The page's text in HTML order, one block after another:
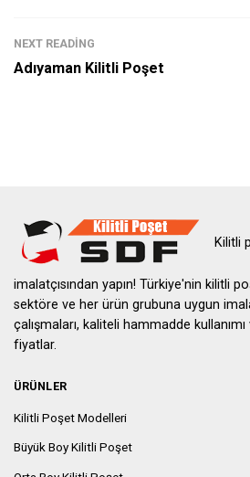
NEXT READING
Adıyaman Kilitli Poşet
Kilitli
imalatçısından yapın! Türkiye'nin kilitli
sektöre ve her ürün grubuna uygun
çalışmaları, kaliteli hammadde kullanımı
fiyatlar.
ÜRÜNLER
Kilitli Poşet Modelleri
Büyük Boy Kilitli Poşet